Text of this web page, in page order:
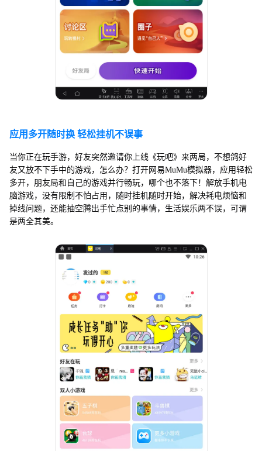
应用多开随时换 轻松挂机不误事
当你正在玩手游，好友突然邀请你上线《玩吧》来两局，不想鸽好
友又放不下手中的游戏，怎么办？打开网易MuMu模拟器，应用轻松
多开，朋友局和自己的游戏并行畅玩，哪个也不落下！解放手机电
脑游戏，没有限制不怕占用，随时挂机随时开始，解决耗电烦恼和
掉线问题，还能抽空腾出手忙点别的事情，生活娱乐两不误，可谓
是两全其美。